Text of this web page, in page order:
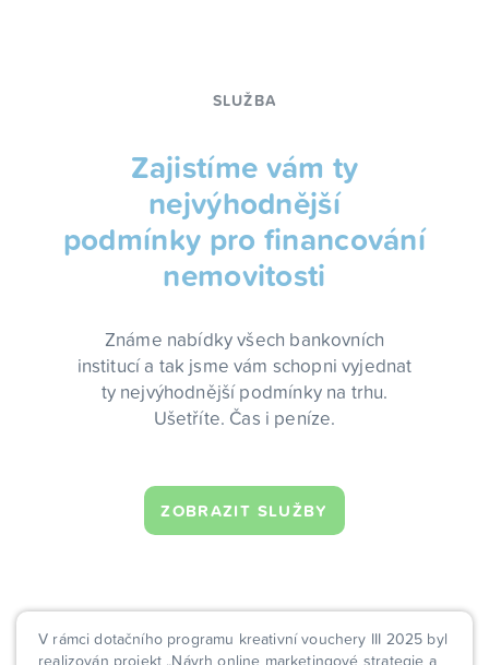
SLUŽBA
Zajistíme vám ty
nejvýhodnější
podmínky pro financování
nemovitosti
Známe nabídky všech bankovních
institucí a tak jsme vám schopni vyjednat
ty nejvýhodnější podmínky na trhu.
Ušetříte. Čas i peníze.
ZOBRAZIT SLUŽBY
V rámci dotačního programu kreativní vouchery III 2025 byl